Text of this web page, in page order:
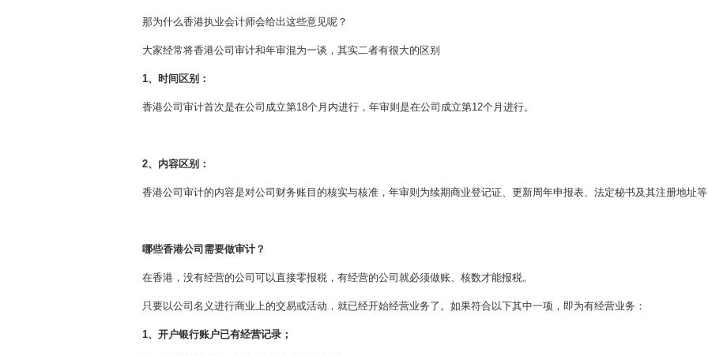
那为什么香港执业会计师会给出这些意见呢？
大家经常将香港公司审计和年审混为一谈，其实二者有很大的区别
1、时间区别 ：
香港公司审计首次是在公司成立第18个月内进行，年审则是在公司成立第12个月进行。
2、内容区别：
香港公司审计的内容是对公司财务账目的核实与核准，年审则为续期商业登记证、更新周年申报表、法定秘书及其注册地址
哪些香港公司需要做审计？
在香港，没有经营的公司可以直接零报税，有经营的公司就必须做账、核数才能报税。
只要以公司名义进行商业上的交易或活动，就已经开始经营业务了。如果符合以下其中一项，即为有经营业务：
1、开户银行账户已有经营记录；